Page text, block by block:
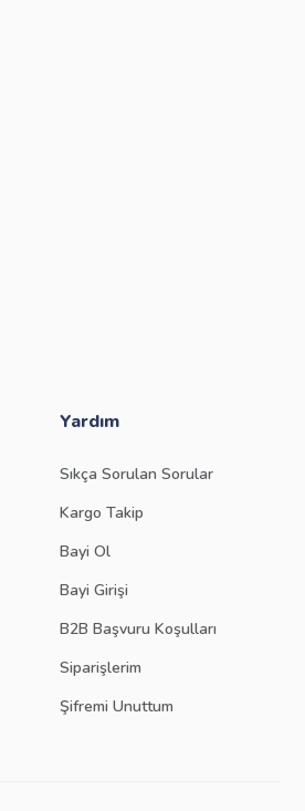
Yardım
Sıkça Sorulan Sorular
Kargo Takip
Bayi Ol
Bayi Girişi
B2B Başvuru Koşulları
Siparişlerim
Şifremi Unuttum